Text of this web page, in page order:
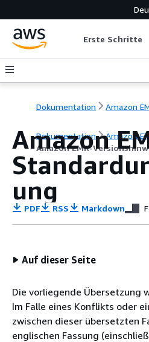
Erste Schritte
Dokumentation Amazon
Dokumentation
Amazon
Amazon EMR-
Amazon
ung
PDF RSS Markdown
Auf dieser Seite
Die vorliegende Übersetzung
Im Falle eines Konflikts oder
zwischen dieser übersetzten
englischen Fassung